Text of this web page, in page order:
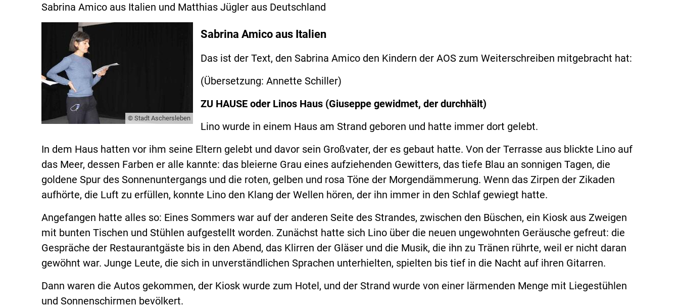
Sabrina Amico aus Italien und Matthias Jügler aus Deutschland
© Stadt Aschersleben
Sabrina Amico aus Italien
Das ist der Text, den Sabrina Amico den Kindern der AOS zum Weiterschreiben mitgebracht hat:
(Übersetzung: Annette Schiller)
ZU HAUSE oder Linos Haus (Giuseppe gewidmet, der durchhält)
Lino wurde in einem Haus am Strand geboren und hatte immer dort gelebt.
In dem Haus hatten vor ihm seine Eltern gelebt und davor sein Großvater, der es gebaut hatte. Von der Terrasse aus blickte Lino auf
das Meer, dessen Farben er alle kannte: das bleierne Grau eines aufziehenden Gewitters, das tiefe Blau an sonnigen Tagen, die
goldene Spur des Sonnenuntergangs und die roten, gelben und rosa Töne der Morgendämmerung. Wenn das Zirpen der Zikaden
aufhörte, die Luft zu erfüllen, konnte Lino den Klang der Wellen hören, der ihn immer in den Schlaf gewiegt hatte.
Angefangen hatte alles so: Eines Sommers war auf der anderen Seite des Strandes, zwischen den Büschen, ein Kiosk aus Zweigen
mit bunten Tischen und Stühlen aufgestellt worden. Zunächst hatte sich Lino über die neuen ungewohnten Geräusche gefreut: die
Gespräche der Restaurantgäste bis in den Abend, das Klirren der Gläser und die Musik, die ihn zu Tränen rührte, weil er nicht daran
gewöhnt war. Junge Leute, die sich in unverständlichen Sprachen unterhielten, spielten bis tief in die Nacht auf ihren Gitarren.
Dann waren die Autos gekommen, der Kiosk wurde zum Hotel, und der Strand wurde von einer lärmenden Menge mit Liegestühlen
und Sonnenschirmen bevölkert.